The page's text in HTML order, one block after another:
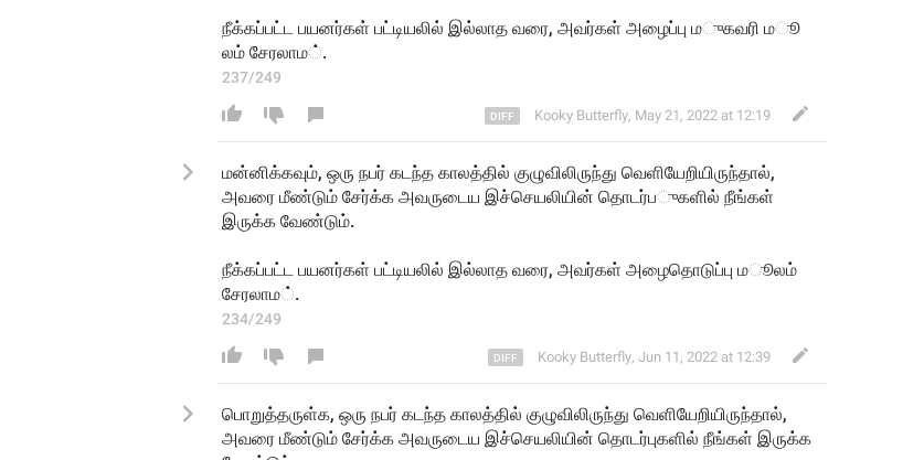
நீக்கப்பட்ட பயனர்கள் பட்டியலில் இல்லாத வரை, அவரகள் அழைப்பு ம ுகவரி ம
ூலம ் சேரலாம ்.
237/249
Kooky Butterfly, May 21, 2022 at 12:19
மன்னிக்கவும், ஒரு நபர் கடந்த காலத்தில் குழுவிலிருந்து வெளியேறியிருந்தால்,
அவரை மீண்டும் சேர்க்க அவருடைய இச்செயலியின் தொடர்ப
ுகளில் நீங்கள்
இருக்க வேண்டும்.
நீக்கப்பட்ட பயனர்கள் பட்டியலில் இல்லாத வரை, அவர்கள் அழைதடுப்பு ம
ூலம்
சேரலாம ்.
234/249
Kooky Butterfly, Jun 11, 2022 at 12:39
பொறுத்தருள்க, ஒரு நபர் கடந்த காலத்தில் குழுவிலிருந்து வெளியேறியிருந்தால்,
அவரை மீண்டும் சேர்க்க அவருடைய இச்செயலியின் தொடர்புகளில் நீங்கள் இருக்க